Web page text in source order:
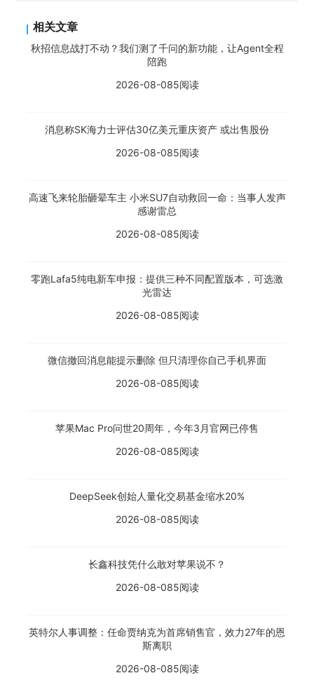
相关文章
秋招信息战打不动？我们测了千问的新功能，让Agent全程
陪跑
2026-08-085阅读
消息称SK海力士评估30亿美元重庆资产 或出售股份
2026-08-085阅读
高速飞来轮胎砸晕车主 小米SU7自动救回一命：当事人发声
感谢雷总
2026-08-085阅读
零跑Lafa5纯电新车申报：提供三种不同配置版本，可选激
光雷达
2026-08-085阅读
微信撤回消息能提示删除 但只清理你自己手机界面
2026-08-085阅读
苹果Mac Pro问世20周年，今年3月官网已停售
2026-08-085阅读
DeepSeek创始人量化交易基金缩水20%
2026-08-085阅读
长鑫科技凭什么敢对苹果说不？
2026-08-085阅读
英特尔人事调整：任命贾纳克为首席销售官，效力27年的恩
斯离职
2026-08-085阅读